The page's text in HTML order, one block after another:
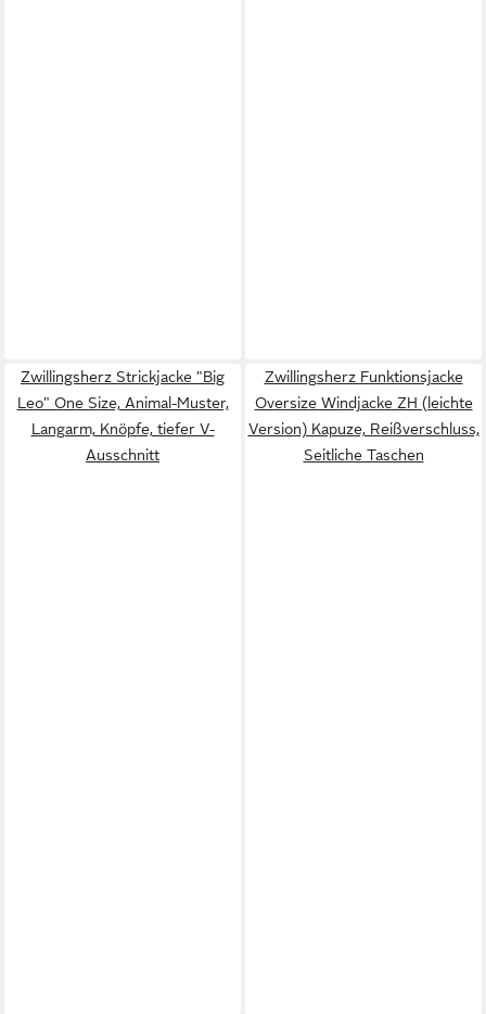
Zwillingsherz Strickjacke "Big
Leo" One Size, Animal-Muster,
Langarm, Knöpfe, tiefer V-
Ausschnitt
Zwillingsherz Funktionsjacke
Oversize Windjacke ZH (leichte
Version) Kapuze, Reißverschluss,
Seitliche Taschen